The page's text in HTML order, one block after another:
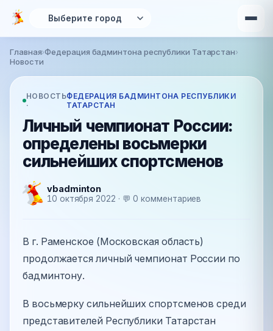
Перейти к основному содержанию
Вы здесь
Главная›Федерация бадминтона республики Татарстан›
Новости
НОВОСТЬ
·
ФЕДЕРАЦИЯ БАДМИНТОНА РЕСПУБЛИКИ
ТАТАРСТАН
Личный чемпионат России:
определены восьмерки
сильнейших спортсменов
vbadminton
10 октября 2022 · 💬 0 комментариев
В г. Раменское (Московская область)
продолжается личный чемпионат России по
бадминтону.
В восьмерку сильнейших спортсменов среди
представителей Республики Татарстан